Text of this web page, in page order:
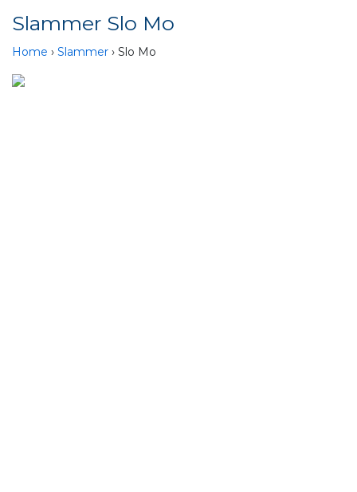
Slammer Slo Mo
Home › Slammer › Slo Mo